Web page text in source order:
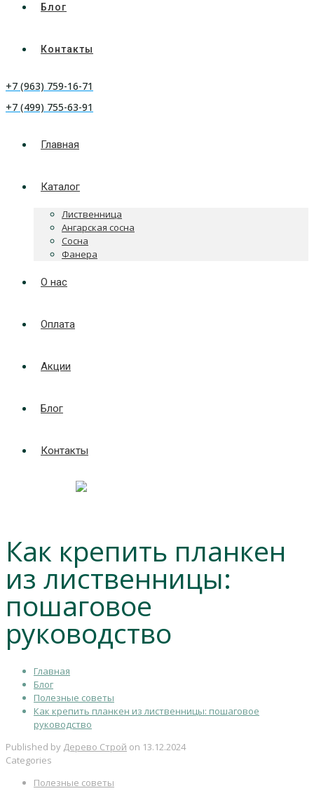
Блог
Контакты
+7 (963) 759-16-71
+7 (499) 755-63-91
Главная
Каталог
Лиственница
Ангарская сосна
Сосна
Фанера
О нас
Оплата
Акции
Блог
Контакты
Как крепить планкен
из лиственницы:
пошаговое
руководство
Главная
Блог
Полезные советы
Как крепить планкен из лиственницы: пошаговое
руководство
Published by Дерево Строй on 13.12.2024
Categories
Полезные советы